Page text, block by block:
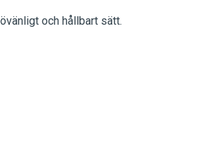
och hållbart sätt.